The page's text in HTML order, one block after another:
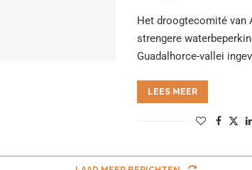
Het droogtecomité van
strengere
Guadalhorce-vallei
LEES MEER